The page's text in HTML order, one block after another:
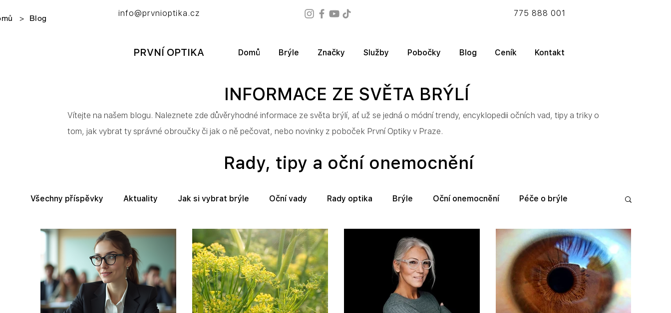
> Blog info@prvnioptika.cz 775 888 001
PRVNÍ OPTIKA Domů Brýle Značky Služby Pobočky Blog Ceník Kontakt
INFORMACE ZE SVĚTA BRÝLÍ
Vítejte na našem blogu. Naleznete zde důvěryhodné informace ze světa brýlí, ať už se jedná o módní trendy, encyklopedii očních vad, tipy a triky o
tom, jak vybrat ty správné obroučky či jak o ně pečovat, nebo novinky z poboček První Optiky v Praze.
Rady, tipy a oční onemocnění
Všechny příspěvky Aktuality Jak si vybrat brýle Oční vady Rady optika Brýle Oční onemocnění Péče o brýle
Nejčastější dotazy na téma brýle Informace ze světa optiky Oční čočky Měření zraku Opravy a servis brýlí
Slevy a akční nabídky Módní brýle - aktuální trendy Oční vady u dětí Jak si zlepšit zrak Jak zlepšit zrak u dětí